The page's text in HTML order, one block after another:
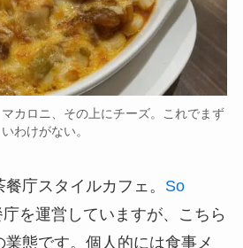
カロニ、その上にチーズ。これでまず
いわけがない。
庁スタイルカフェ。 So
を運営していますが、こちら
態です。個人的には食事メ